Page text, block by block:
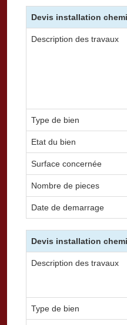
Devis installation
Description des travaux
Type de bien
Etat du bien
Surface concernée
Nombre de pieces
Date de demarrage
Devis installation
Description des travaux
Type de bien